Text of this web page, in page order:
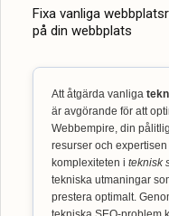
Fixa vanliga
på din webbplats
Att åtgärda vanliga
är avgörande för att
Webbempire, din
resurser och
komplexiteten i teknisk
tekniska utmaningar
prestera optimalt.